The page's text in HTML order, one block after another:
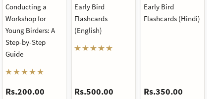
Conducting a
Workshop for
Young Birders: A
Step-by-Step
Guide
Rs.200.00
Early Bird
Flashcards
(English)
Rs.500.00
Early Bird
Flashcards (Hindi)
Rs.350.00